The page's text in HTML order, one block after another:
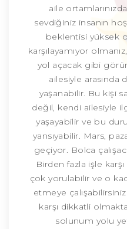
aile
sevdiğiniz insanın
beklentisi yüksek
karşılayamıyor olmanız,
yol açacak gibi
ailesiyle arasında
yaşanabilir. Bu kişi
değil, kendi ailesiyle
yaşayabilir ve bu
yansıyabilir. Mars,
geçiyor. Bolca
Birden fazla işle
çok yorulabilir ve o
etmeye çalışabilirsiniz
karşı dikkatli
solunum yolu